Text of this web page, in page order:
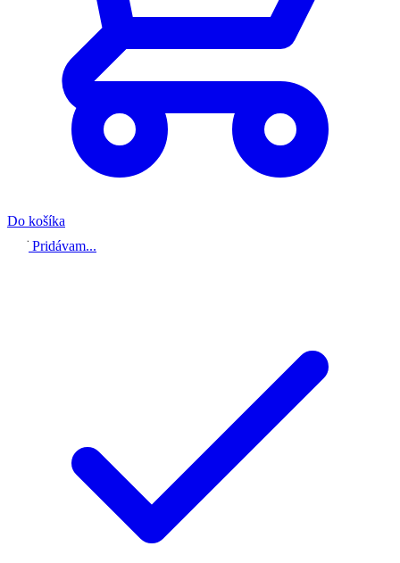
Do košíka
Pridávam...